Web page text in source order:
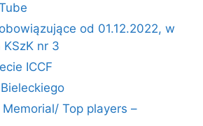
od 01.12.2022, w
nr 3
ICCF
Top players –